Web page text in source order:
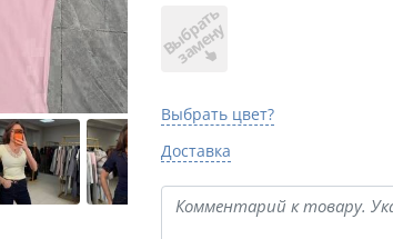
В
ы
б
р
а
т
ь
з
а
м
е
н
у
Выбрать цвет?
Доставка